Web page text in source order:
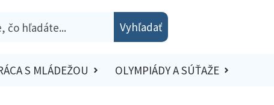
Vyhľadať
S MLÁDEŽOU OLYMPIÁDY A SÚŤAŽE